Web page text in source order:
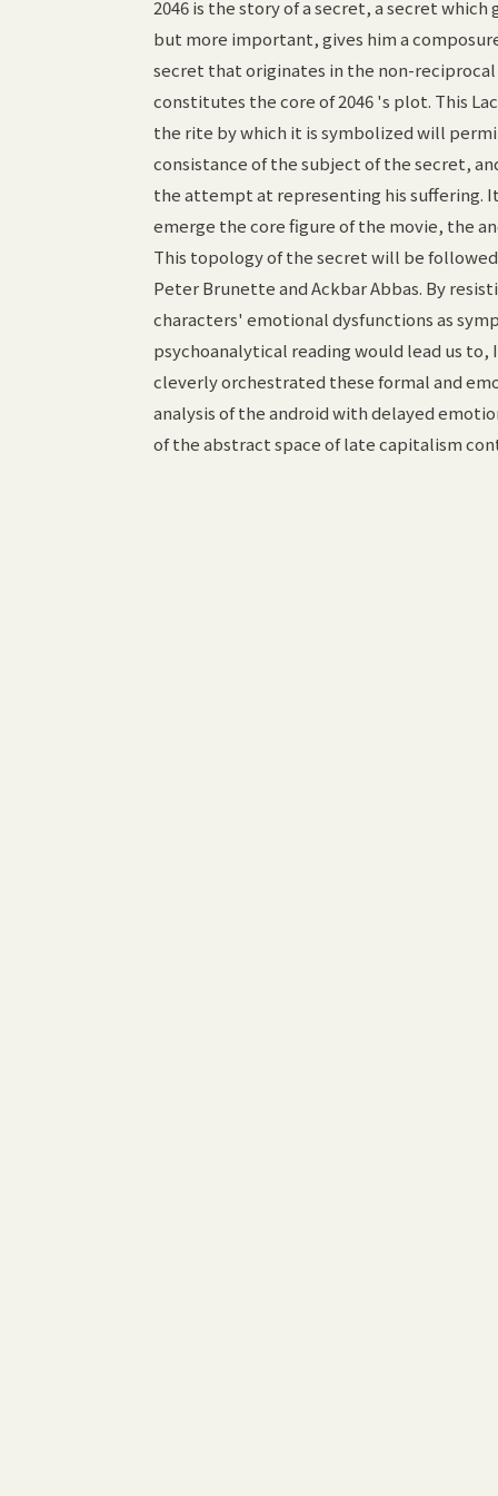
2046 is the story of a secret, a secret
but more important, gives him a
secret that originates in the non-
constitutes the core of 2046 's plot. This
the rite by which it is symbolized will
consistance of the subject of the secret,
the attempt at representing his suffering.
emerge the core figure of the movie, the
This topology of the secret will be
Peter Brunette and Ackbar Abbas. By
characters' emotional dysfunctions as
psychoanalytical reading would lead us to,
cleverly orchestrated these formal and
analysis of the android with delayed
of the abstract space of late capitalism